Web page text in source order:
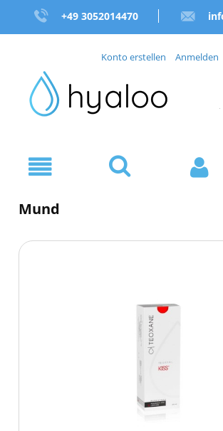
+49 3052014470
Konto erstellen Anmelden
Mund